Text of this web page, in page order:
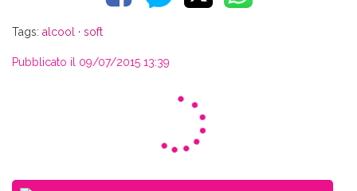
Tags: alcool · soft
Pubblicato il 09/07/2015 13:39